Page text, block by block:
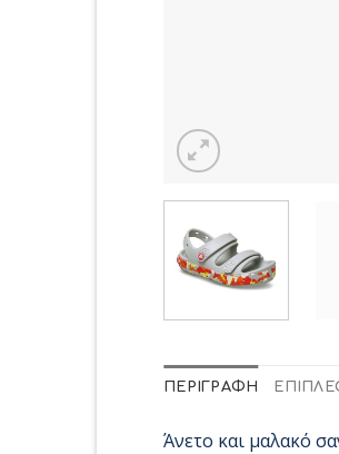
ΠΕΡΙΓΡΑΦΉ
Άνετο και μαλακό